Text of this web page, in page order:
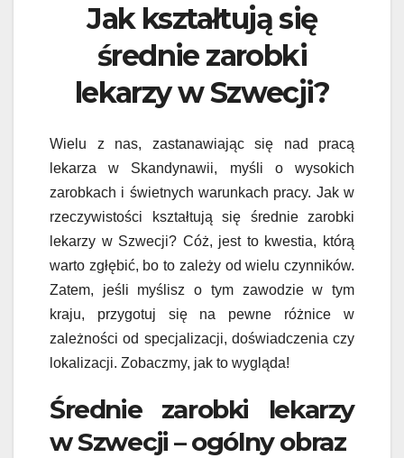
Jak kształtują się
średnie zarobki
lekarzy w Szwecji?
Wielu z nas, zastanawiając się nad pracą
lekarza w Skandynawii, myśli o wysokich
zarobkach i świetnych warunkach pracy. Jak w
rzeczywistości kształtują się średnie zarobki
lekarzy w Szwecji? Cóż, jest to kwestia, którą
warto zgłębić, bo to zależy od wielu czynników.
Zatem, jeśli myślisz o tym zawodzie w tym
kraju, przygotuj się na pewne różnice w
zależności od specjalizacji, doświadczenia czy
lokalizacji. Zobaczmy, jak to wygląda!
Średnie zarobki lekarzy
w Szwecji – ogólny obraz